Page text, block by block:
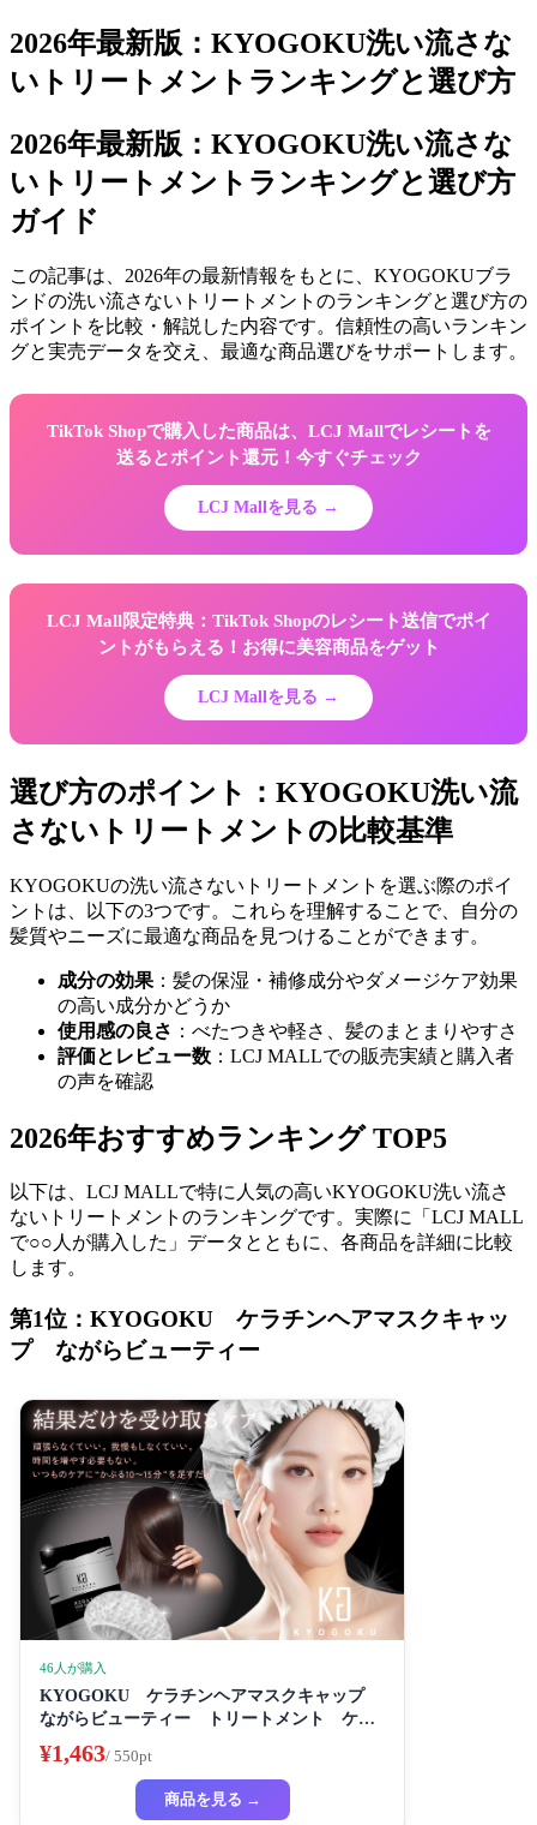
2026年最新版：KYOGOKU洗い流さな
いトリートメントランキングと選び方
2026年最新版：KYOGOKU洗い流さな
いトリートメントランキングと選び方
ガイド
この記事は、2026年の最新情報をもとに、KYOGOKUブラ
ンドの洗い流さないトリートメントのランキングと選び方の
ポイントを比較・解説した内容です。信頼性の高いランキン
グと実売データを交え、最適な商品選びをサポートします。
TikTok Shopで購入した商品は、LCJ Mallでレシートを
送るとポイント還元！今すぐチェック
LCJ Mallを見る →
LCJ Mall限定特典：TikTok Shopのレシート送信でポイ
ントがもらえる！お得に美容商品をゲット
LCJ Mallを見る →
選び方のポイント：KYOGOKU洗い流
さないトリートメントの比較基準
KYOGOKUの洗い流さないトリートメントを選ぶ際のポイ
ントは、以下の3つです。これらを理解することで、自分の
髪質やニーズに最適な商品を見つけることができます。
成分の効果 ：髪の保湿・補修成分やダメージケア効果
の高い成分かどうか
使用感の良さ ：べたつきや軽さ、髪のまとまりやすさ
評価とレビュー数 ：LCJ MALLでの販売実績と購入者
の声を確認
2026年おすすめランキング TOP5
以下は、LCJ MALLで特に人気の高いKYOGOKU洗い流さ
ないトリートメントのランキングです。実際に「LCJ MALL
で○○人が購入した」データとともに、各商品を詳細に比較
します。
第1位：KYOGOKU ケラチンヘアマスクキャッ
プ ながらビューティー
46人が購入
KYOGOKU ケラチンヘアマスクキャップ
ながらビューティー トリートメント ケラ
¥1,463/ 550pt
商品を見る →